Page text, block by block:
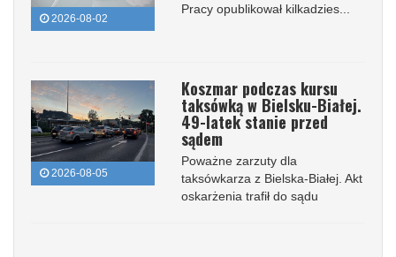
2026-08-02
Pracy opublikował kilkadzies...
2026-08-05
Koszmar podczas kursu
taksówką w Bielsku-Białej.
49-latek stanie przed
sądem
Poważne zarzuty dla
taksówkarza z Bielska-Białej. Akt
oskarżenia trafił do sądu